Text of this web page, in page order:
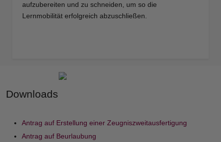
aufzubereiten und zu schneiden, um so die
Lernmobilität erfolgreich abzuschließen.
Downloads
Antrag auf Erstellung einer Zeugniszweitausfertigung
Antrag auf Beurlaubung